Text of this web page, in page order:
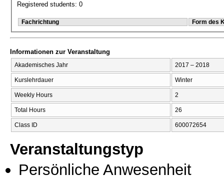
Registered students: 0
Fachrichtung Form des
Informationen zur Veranstaltung
Akademisches Jahr 2017 – 2018
Kurslehrdauer Winter
Weekly Hours 2
Total Hours 26
Class ID 600072654
Veranstaltungstyp
Persönliche Anwesenheit